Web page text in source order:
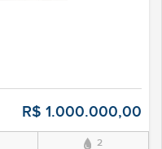
R$ 1.000.000,00
2